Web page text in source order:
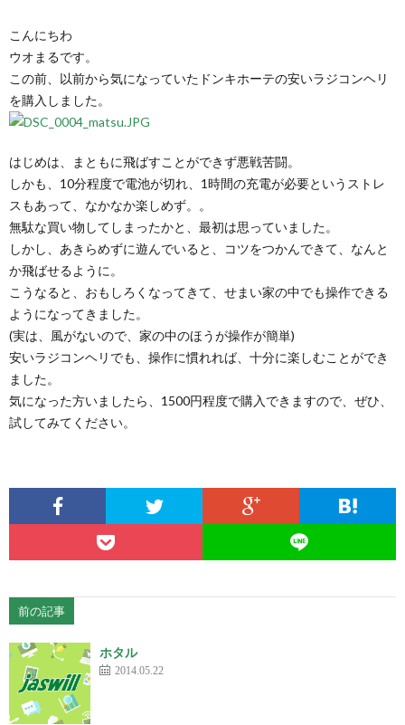
こんにちわ
ウオまるです。
この前、以前から気になっていたドンキホーテの安いラジコンヘリ
を購入しました。
はじめは、まともに飛ばすことができず悪戦苦闘。
しかも、10分程度で電池が切れ、1時間の充電が必要というストレ
スもあって、なかなか楽しめず。。
無駄な買い物してしまったかと、最初は思っていました。
しかし、あきらめずに遊んでいると、コツをつかんできて、なんと
か飛ばせるように。
こうなると、おもしろくなってきて、せまい家の中でも操作できる
ようになってきました。
(実は、風がないので、家の中のほうが操作が簡単)
安いラジコンヘリでも、操作に慣れれば、十分に楽しむことができ
ました。
気になった方いましたら、1500円程度で購入できますので、ぜひ、
試してみてください。
前の記事
ホタル
2014.05.22